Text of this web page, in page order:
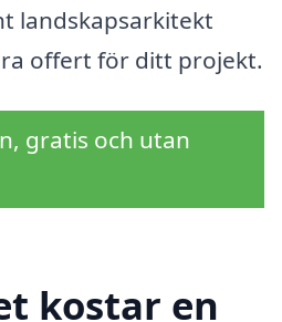
landskapsarkitekt
offert för ditt projekt.
gratis och utan
kostar en